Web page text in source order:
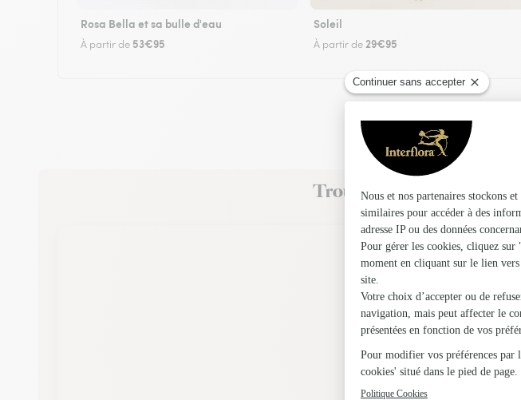
Rosa Bella et sa bulle d'eau
À partir de 53€95
Soleil
À partir de 29€95
Trouvez un fleuriste